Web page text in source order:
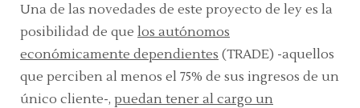
Una de las novedades de este proyecto de ley es la
posibilidad de que los autónomos
económicamente dependientes (TRADE) -aquellos
que perciben al menos el 75% de sus ingresos de un
único cliente-, puedan tener al cargo un